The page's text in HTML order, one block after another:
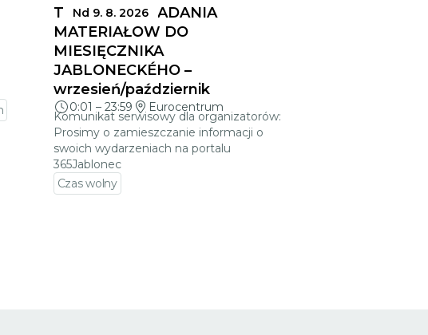
Nd 9. 8. 2026
TERMINY SKŁADANIA
MATERIAŁÓW DO
MIESIĘCZNIKA
JABLONECKÉHO –
wrzesień/październik
0:01 – 23:59 Eurocentrum
Komunikat serwisowy dla organizatorów:
Prosimy o zamieszczanie informacji o
swoich wydarzeniach na portalu
365Jablonec
Czas wolny